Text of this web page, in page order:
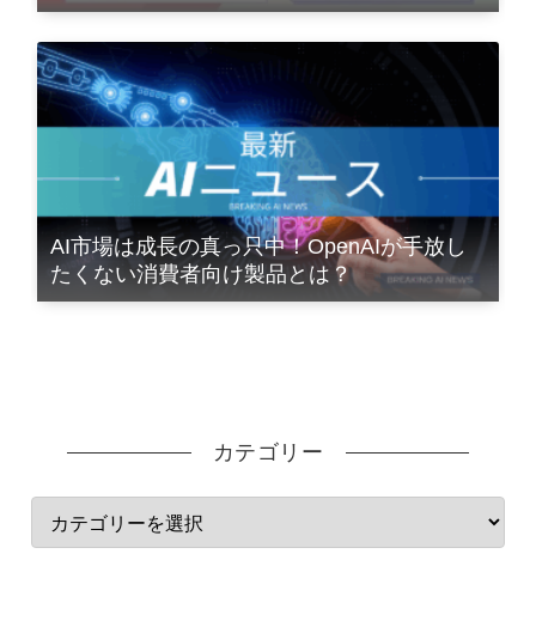
AI市場は成長の真っ只中！OpenAIが手放し
たくない消費者向け製品とは？
カテゴリー